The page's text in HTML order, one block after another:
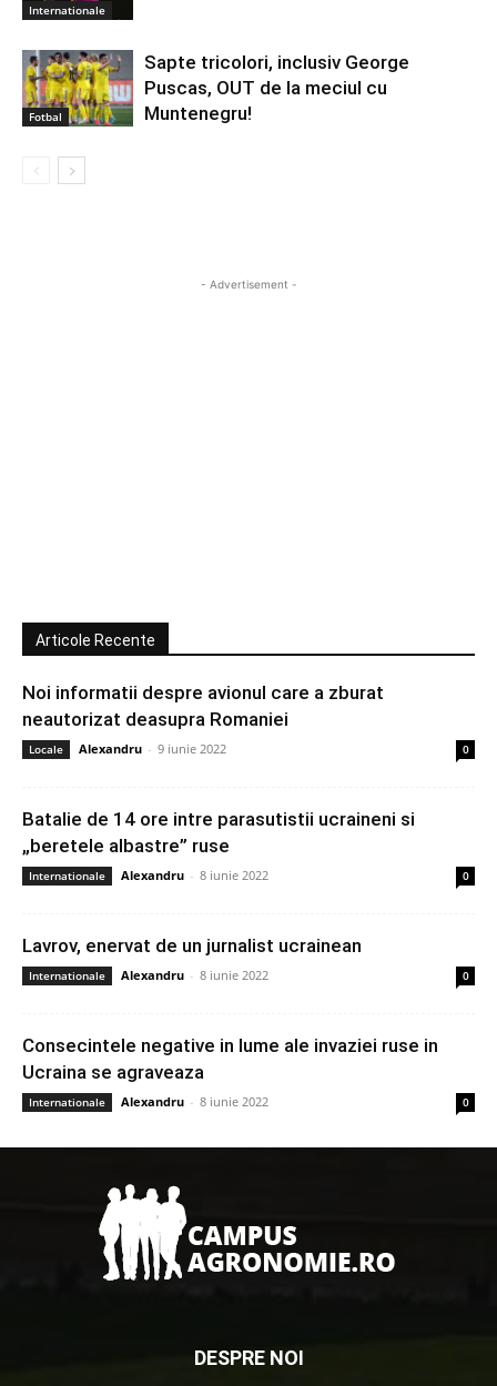
Internationale
Fotbal
Sapte tricolori, inclusiv George
Puscas, OUT de la meciul cu
Muntenegru!
- Advertisement -
Articole Recente
Noi informatii despre avionul care a zburat
neautorizat deasupra Romaniei
Locale Alexandru - 9 iunie 2022 0
Batalie de 14 ore intre parasutistii ucraineni si
„beretele albastre” ruse
Internationale Alexandru - 8 iunie 2022 0
Lavrov, enervat de un jurnalist ucrainean
Internationale Alexandru - 8 iunie 2022 0
Consecintele negative in lume ale invaziei ruse in
Ucraina se agraveaza
Internationale Alexandru - 8 iunie 2022 0
DESPRE NOI